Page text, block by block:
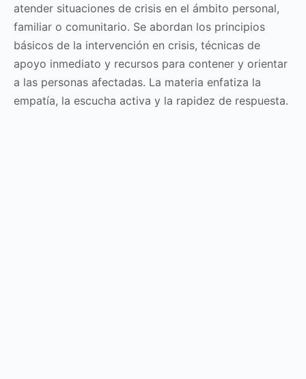
atender situaciones de crisis en el ámbito personal,
familiar o comunitario. Se abordan los principios
básicos de la intervención en crisis, técnicas de
apoyo inmediato y recursos para contener y orientar
a las personas afectadas. La materia enfatiza la
empatía, la escucha activa y la rapidez de respuesta.